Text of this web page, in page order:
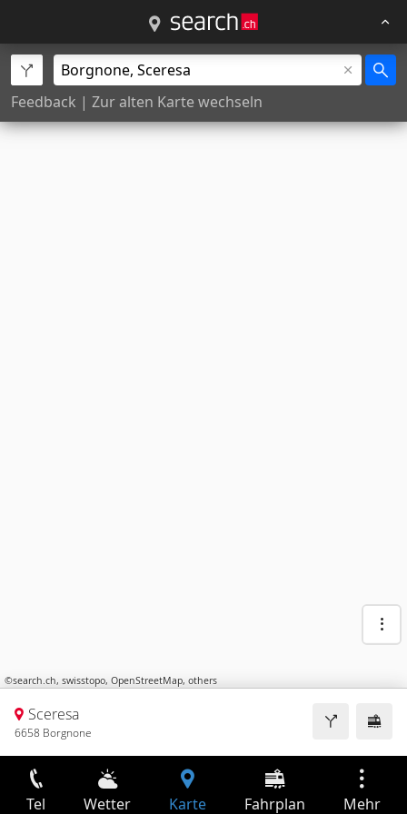
Feedback | Zur alten Karte wechseln
©search.ch, swisstopo, OpenStreetMap, others
Sceresa
6658 Borgnone
Tel Wetter Karte Fahrplan Mehr